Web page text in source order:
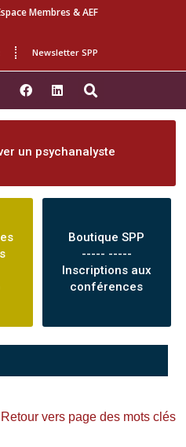
Membres & AEF
Newsletter SPP
un psychanalyste
Boutique SPP
----- -----
Inscriptions aux
conférences
Retour vers page des mots clés